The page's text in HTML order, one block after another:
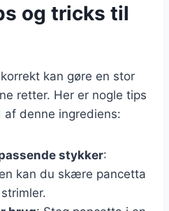
og tricks til
kan gøre en stor
retter. Her er nogle tips
denne ingrediens:
stykker:
kan du skære pancetta